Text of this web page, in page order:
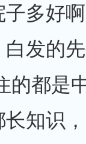
多好
发的
的都是
知识